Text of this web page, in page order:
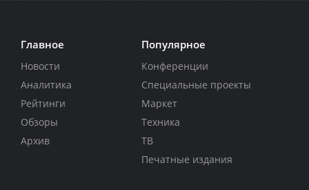
Главное
Новости
Аналитика
Рейтинги
Обзоры
Архив
Популярное
Конференции
Специальные проекты
Маркет
Техника
ТВ
Печатные издания